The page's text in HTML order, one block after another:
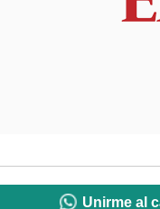
Unirme al